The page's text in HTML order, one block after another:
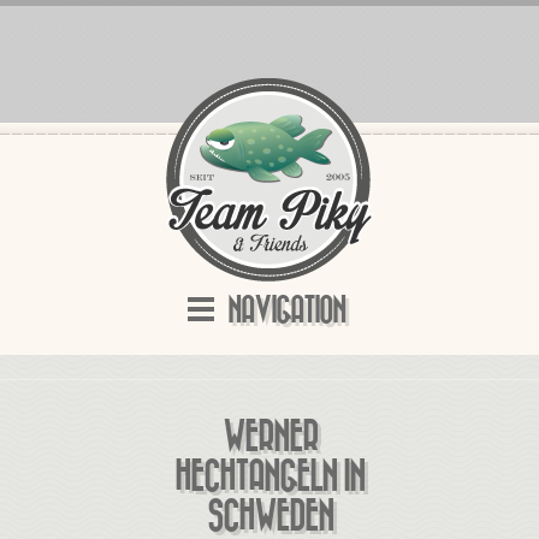
NAVIGATION
WERNER
HECHTANGELN IN
SCHWEDEN